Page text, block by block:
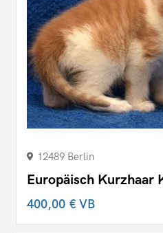
12489 Berlin
Europäisch Kurzhaar
400,00 €VB